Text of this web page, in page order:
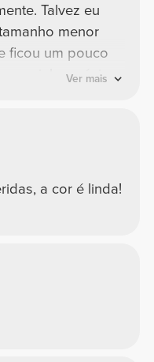
Talvez eu
menor
ficou um pouco
na minha próxima
Ver mais
a cor é linda!